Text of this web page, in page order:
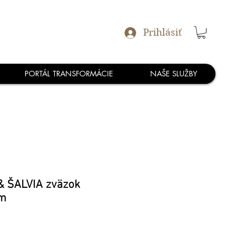
Prihlásiť
PORTÁL TRANSFORMÁCIE NAŠE SLUŽBY
ŠALVIA zväzok